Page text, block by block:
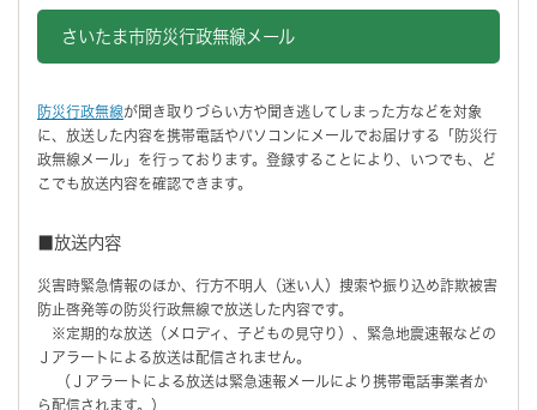
さいたま市防災行政無線メール
防災行政無線が聞き取りづらい方や聞き逃してしまった方などを対象
に、放送した内容を携帯電話やパソコンにメールでお届けする「防災行
政無線メール」を行っております。登録することにより、いつでも、ど
こでも放送内容を確認できます。
■放送内容
災害時緊急情報のほか、行方不明人（迷い人）捜索や振り込め詐欺被害
防止啓発等の防災行政無線で放送した内容です。
※定期的な放送（メロディ、子どもの見守り）、緊急地震速報などの
Ｊアラートによる放送は配信されません。
（Ｊアラートによる放送は緊急速報メールにより携帯電話事業者か
ら配信されます。）